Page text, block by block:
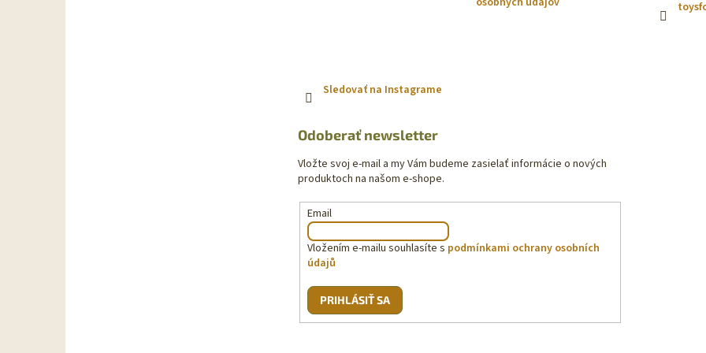
Sledovať na Instagrame
Odoberať newsletter
Vložte svoj e-mail a my Vám budeme zasielať informácie o nových
produktoch na našom e-shope.
Email
Vložením e-mailu souhlasíte s podmínkami ochrany osobních
údajů
PRIHLÁSIŤ SA